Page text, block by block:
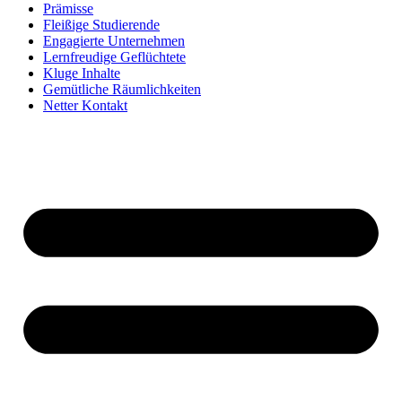
Prämisse
Fleißige Studierende
Engagierte Unternehmen
Lernfreudige Geflüchtete
Kluge Inhalte
Gemütliche Räumlichkeiten
Netter Kontakt